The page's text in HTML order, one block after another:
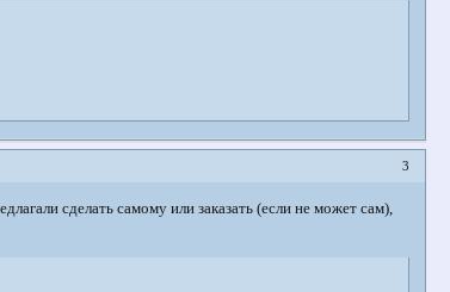
3
сделать самому или заказать (если не может сам),